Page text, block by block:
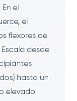
el
el
flexores de
desde
hasta un
elevado